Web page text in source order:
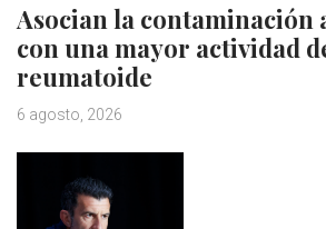
Asocian la contaminación
con una mayor actividad
reumatoide
6 agosto, 2026